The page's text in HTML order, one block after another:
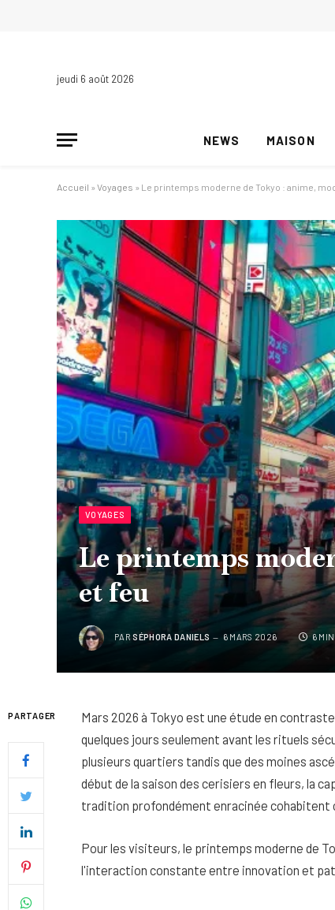
jeudi 6 août 2026
NEWS MAISON
Accueil » Voyages » Le printemps moderne de Tokyo : anime,
VOYAGES
Le printemps
et feu
PARSÉPHORA DANIELS 6 MARS 2026 6
PARTAGER
Mars 2026 à Tokyo est une étude en
quelques jours seulement avant les rituels
plusieurs quartiers tandis que des moines
début de la saison des cerisiers en fleurs, la
tradition profondément enracinée cohabitent
Pour les visiteurs, le printemps moderne de
l'interaction constante entre innovation et